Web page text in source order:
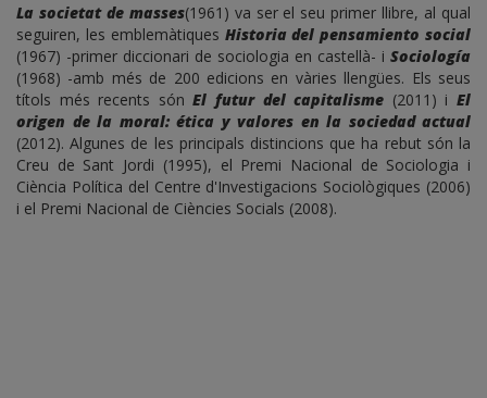
La societat de masses(1961) va ser el seu primer llibre, al qual
seguiren, les emblemàtiques Historia del pensamiento social
(1967) -primer diccionari de sociologia en castellà- i Sociología
(1968) -amb més de 200 edicions en vàries llengües. Els seus
títols més recents sónEl futur del capitalisme (2011) iEl
origen de la moral: ética y valores en la sociedad actual
(2012). Algunes de les principals distincions que ha rebut són la
Creu de Sant Jordi (1995), el Premi Nacional de Sociologia i
Ciència Política del Centre d'Investigacions Sociològiques (2006)
i el Premi Nacional de Ciències Socials (2008).